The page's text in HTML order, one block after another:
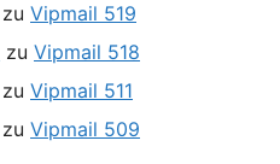
zu Vipmail 519
zu Vipmail 518
zu Vipmail 511
zu Vipmail 509